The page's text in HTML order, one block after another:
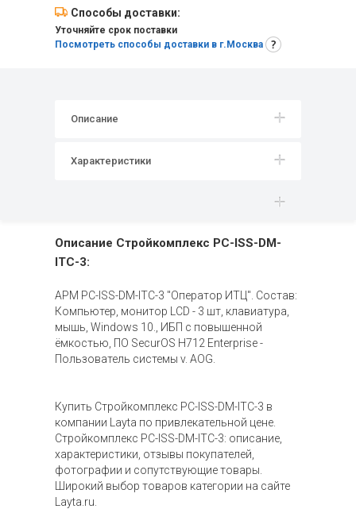
Способы доставки:
Уточняйте срок поставки
Посмотреть способы доставки в г.Москва
Описание
Характеристики
Описание Стройкомплекс PC-ISS-DM-
ITC-3:
АРМ PC-ISS-DM-ITC-3 "Оператор ИТЦ". Состав:
Компьютер, монитор LCD - 3 шт, клавиатура,
мышь, Windows 10., ИБП с повышенной
ёмкостью, ПО SecurOS H712 Enterprise -
Пользователь системы v. AOG.
Купить Стройкомплекс PC-ISS-DM-ITC-3 в
компании Layta по привлекательной цене.
Стройкомплекс PC-ISS-DM-ITC-3: описание,
характеристики, отзывы покупателей,
фотографии и сопутствующие товары.
Широкий выбор товаров категории на сайте
Layta.ru.